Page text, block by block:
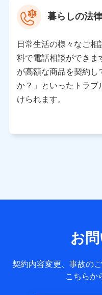
氏名、電話番号、メール
性、連絡先、dポイントサ
として、dポイントカー
所、dポイント残高、dポ
利用情報
当社又は株式会社NTTド
ご契約・ご利用などに関
会社NTTドコモが提供す
用履歴インターネット利
ーション利用時の行動に
当社又は株式会社NTTド
送信履歴などの情報）が
約に関する情報。例とし
名、住所、生年月日、性
保険加入の目的、保険商
暮らしの法
日常生活の様々なご
料で電話相談ができま
が高額な商品を契約し
か？」といったトラブ
けられます。
お
契約内容変更、事故の
こちらか